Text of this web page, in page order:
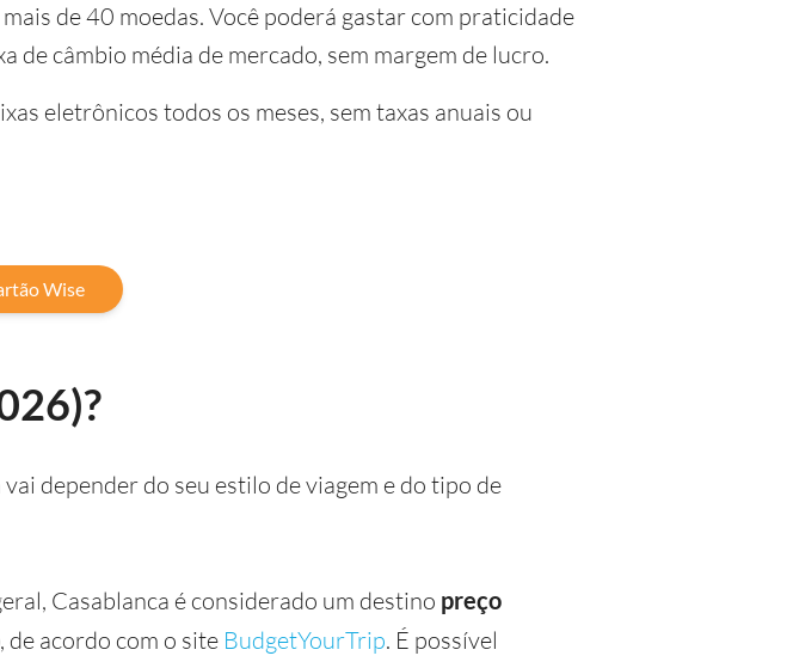
de 40 moedas. Você poderá gastar com praticidade
de câmbio média de mercado, sem margem de lucro.
eletrônicos todos os meses, sem taxas anuais ou
Wise
depender do seu estilo de viagem e do tipo de
Casablanca é considerado um destino preço
, de acordo com o site BudgetYourTrip. É possível